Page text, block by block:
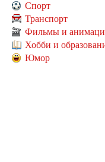
Спорт
Транспорт
Фильмы и
Хобби и
Юмор